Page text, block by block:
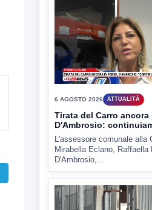
rendere noto il flash...
Tirata del Carro ancora
D'Ambrosio:
L'assessore comunale alla
Mirabella Eclano, Raffaella
D'Ambrosio,...